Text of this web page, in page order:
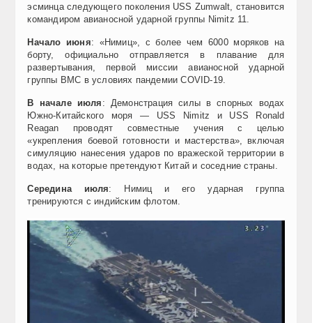
эсминца следующего поколения USS Zumwalt, становится
командиром авианосной ударной группы Nimitz 11.
Начало июня: «Нимиц», с более чем 6000 моряков на
борту, официально отправляется в плавание для
развертывания, первой миссии авианосной ударной
группы ВМС в условиях пандемии COVID-19.
В начале июля : Демонстрация силы в спорных водах
Южно-Китайского моря — USS Nimitz и USS Ronald
Reagan проводят совместные учения с целью
«укрепления боевой готовности и мастерства», включая
симуляцию нанесения ударов по вражеской территории в
водах, на которые претендуют Китай и соседние страны.
Середина июля: Нимиц и его ударная группа
тренируются с индийским флотом.